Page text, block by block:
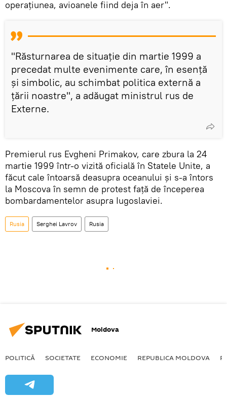
operațiunea, avioanele fiind deja în aer".
"Răsturnarea de situație din martie 1999 a
precedat multe evenimente care, în esență
și simbolic, au schimbat politica externă a
țării noastre", a adăugat ministrul rus de
Externe.
Premierul rus Evgheni Primakov, care zbura la 24
martie 1999 într-o vizită oficială în Statele Unite, a
făcut cale întoarsă deasupra oceanului și s-a întors
la Moscova în semn de protest față de începerea
bombardamentelor asupra Iugoslaviei.
Rusia Serghei Lavrov Rusia
Moldova
POLITICĂ SOCIETATE ECONOMIE REPUBLICA MOLDOVA